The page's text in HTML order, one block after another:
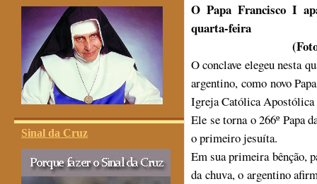
Sinal da Cruz
O Papa Francisco I
quarta-feira
O conclave elegeu nesta
argentino, como novo
Igreja Católica Apostólica
Ele se torna o 266º Papa
o primeiro jesuíta.
Em sua primeira bênção,
da chuva, o argentino